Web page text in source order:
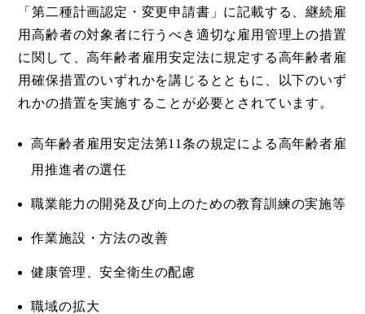
「第二種計画認定・変更申請書」に記載する、継続雇
用高齢者の対象者に行うべき適切な雇用管理上の措置
に関して、高年齢者雇用安定法に規定する高年齢者雇
用確保措置のいずれかを講じるとともに、以下のいず
れかの措置を実施することが必要とされています。
高年齢者雇用安定法第11条の規定による高年齢者雇
用推進者の選任
職業能力の開発及び向上のための教育訓練の実施等
作業施設・方法の改善
健康管理、安全衛生の配慮
職域の拡大